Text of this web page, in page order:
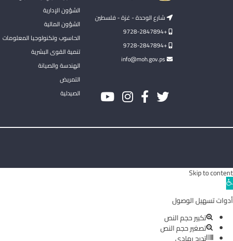
شارع الوحدة - غزة - فلسطين
+9728-2847894
+9728-2847894
الشؤون الإدارية
الشؤون المالية
الحاسوب وتكنولوجيا المعلومات
تنمية القوى البشرية
الهندسة والصيانة
التمريض
الصيدلية
Skip to content
Open
toolbar
أدوات تسهيل الوصول
تكبير حجم النص
تصغير حجم النص
تدرج رمادي